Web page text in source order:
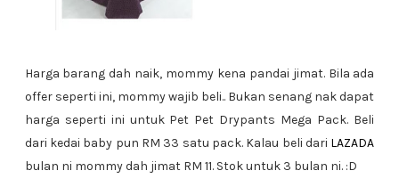
Harga barang dah naik, mommy kena pandai jimat. Bila ada
offer seperti ini, mommy wajib beli.. Bukan senang nak dapat
harga seperti ini untuk Pet Pet Drypants Mega Pack. Beli
dari kedai baby pun RM 33 satu pack. Kalau beli dari LAZADA
bulan ni mommy dah jimat RM 11. Stok untuk 3 bulan ni. :D